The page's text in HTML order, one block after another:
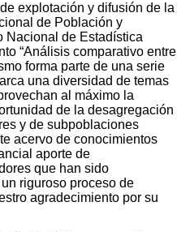
explotación y difusión de la
de Población y
Nacional de Estadística
“Análisis comparativo entre
forma parte de una serie
una diversidad de temas
al máximo la
de la desagregación
y de subpoblaciones
acervo de conocimientos
aporte de
que han sido
riguroso proceso de
agradecimiento por su